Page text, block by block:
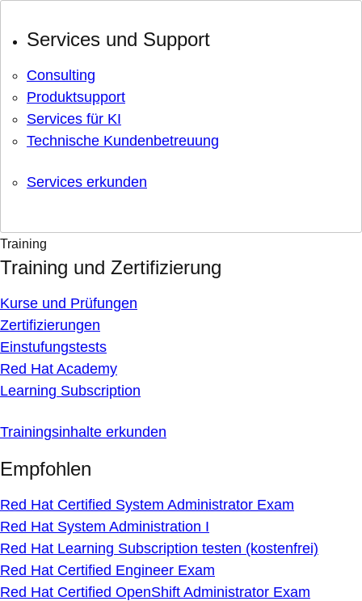
Services und Support
Consulting
Produktsupport
Services für KI
Technische Kundenbetreuung
Services erkunden
Training
Training und Zertifizierung
Kurse und Prüfungen
Zertifizierungen
Einstufungstests
Red Hat Academy
Learning Subscription
Trainingsinhalte erkunden
Empfohlen
Red Hat Certified System Administrator Exam
Red Hat System Administration I
Red Hat Learning Subscription testen (kostenfrei)
Red Hat Certified Engineer Exam
Red Hat Certified OpenShift Administrator Exam